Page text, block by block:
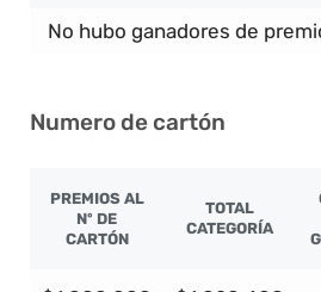
No hubo ganadores de
Numero de cartón
PREMIOS AL
Nº DE
CARTÓN
TOTAL
CATEGORÍA